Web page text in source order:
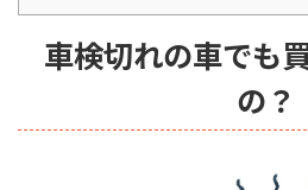
車検切れの車でも
の？